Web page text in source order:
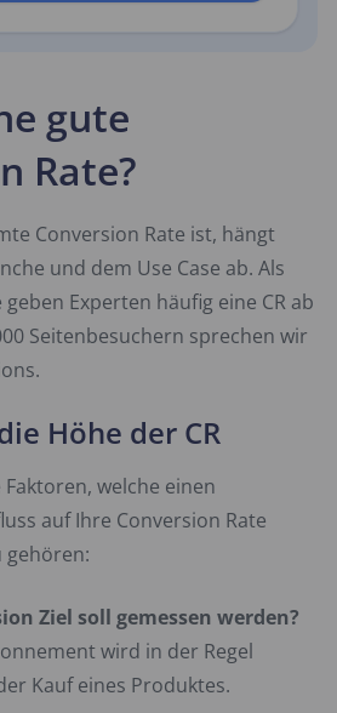
gute
Rate?
Conversion Rate ist, hängt
und dem Use Case ab. Als
Experten häufig eine CR ab
Seitenbesuchern sprechen wir
Höhe der CR
welche einen
auf Ihre Conversion Rate
gehören:
Ziel soll gemessen werden?
wird in der Regel
Kauf eines Produktes.